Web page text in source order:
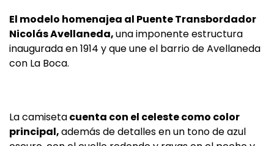
El modelo homenajea al Puente Transbordador
Nicolás Avellaneda,una imponente estructura
inaugurada en 1914 y que une el barrio de Avellaneda
con La Boca.
La camisetacuenta con el celeste como color
principal,además de detalles en un tono de azul